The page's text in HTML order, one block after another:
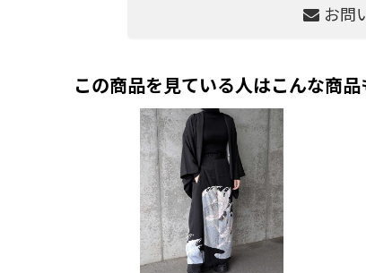
お問
この商品を見ている人はこんな商